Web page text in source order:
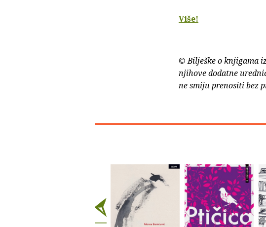
Više!
© Bilješke o knjigama
njihove dodatne
ne smiju prenositi bez